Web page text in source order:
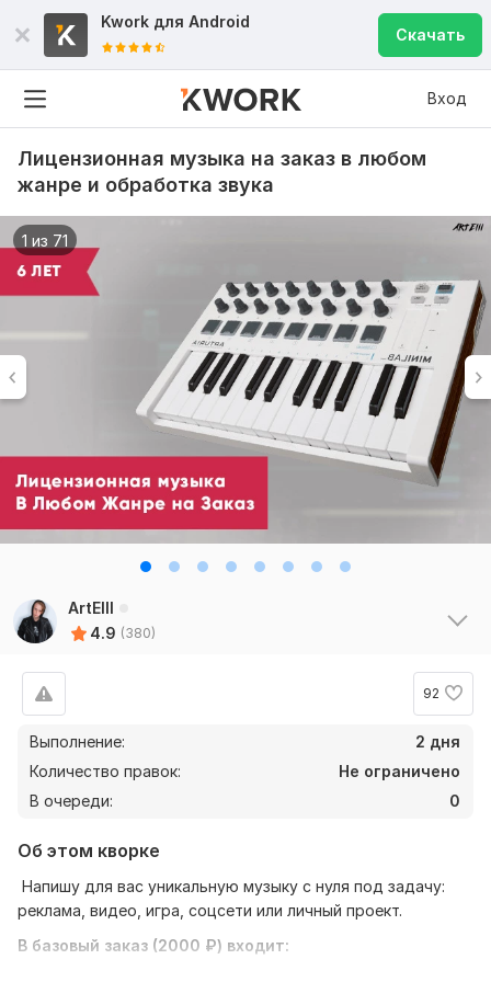
Kwork для Android
Скачать
Вход
Лицензионная музыка на заказ в любом
жанре и обработка звука
1 из 71
ArtElll
4.9 (380)
92
Выполнение:
2 дня
Количество правок:
Не ограничено
В очереди:
0
Об этом кворке
Напишу для вас уникальную музыку с нуля под задачу:
реклама, видео, игра, соцсети или личный проект.
В базовый заказ (2000 ₽) входит:
Рейтинги по критериям
Скорость
Коммуникация
telitsave 4 месяца назад
Загорелся желанием создания своей песни. Сам в
Мы заранее обсудили все нюансы, после чего
взяли в работу. Я остался полностью
удовлетворен результатом: Артур написал
действительно интересную песню, с интересной и
необычной аранжировкой. Конечно, с первого